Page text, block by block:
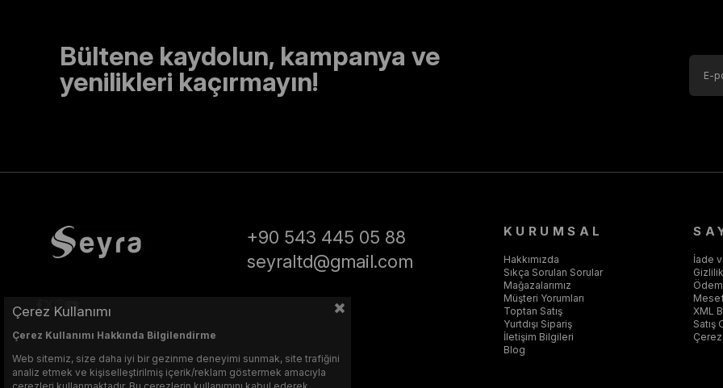
Bültene kaydolun, kampanya ve
yenilikleri kaçırmayın!
+90 543 445 05 88
seyraltd@gmail.com
KURUMSAL
Hakkımızda
Sıkça Sorulan Sorular
Mağazalarımız
Müşteri Yorumları
Toptan Satış
Yurtdışı Sipariş
İletişim Bilgileri
Blog
İade
XML
Satış
Çerez Kullanımı
Çerez Kullanımı Hakkında Bilgilendirme
Web sitemiz, size daha iyi bir gezinme deneyimi sunmak, site trafiğini
analiz etmek ve kişiselleştirilmiş içerik/reklam göstermek amacıyla